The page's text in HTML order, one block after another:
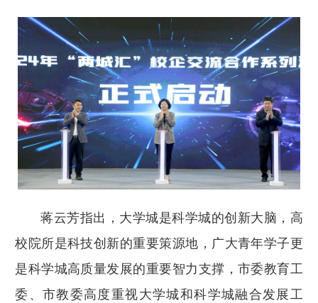
蒋云芳指出，大学城是科学城的创新大脑，高
校院所是科技创新的重要策源地，广大青年学子更
是科学城高质量发展的重要智力支撑，市委教育工
委、市教委高度重视大学城和科学城融合发展工